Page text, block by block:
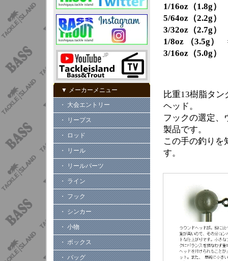
▼ メーカーメニュー
・ 大会エントリー
・ リープス
・ ロッド
・ リール
・ リールパーツ
・ ライン
・ フック
・ シンカー
・ 小物
・ ボックス
・ バッグ
1/16oz（1.8g）
5/64oz（2.2g）
3/32oz（2.7g）
1/8oz （3.5g）
3/16oz（5.0g）
比重13樹脂タ
ヘッド。
フックの選定、
製品です。
この手の釣りを
す。